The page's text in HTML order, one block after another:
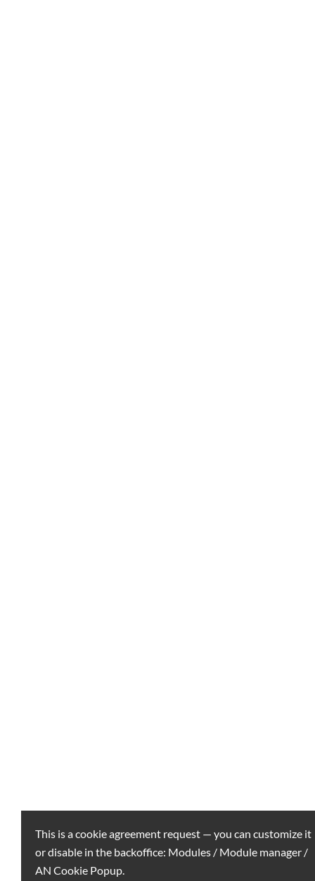
This is a cookie agreement request — you can customize it
or disable in the backoffice: Modules / Module manager /
AN Cookie Popup.